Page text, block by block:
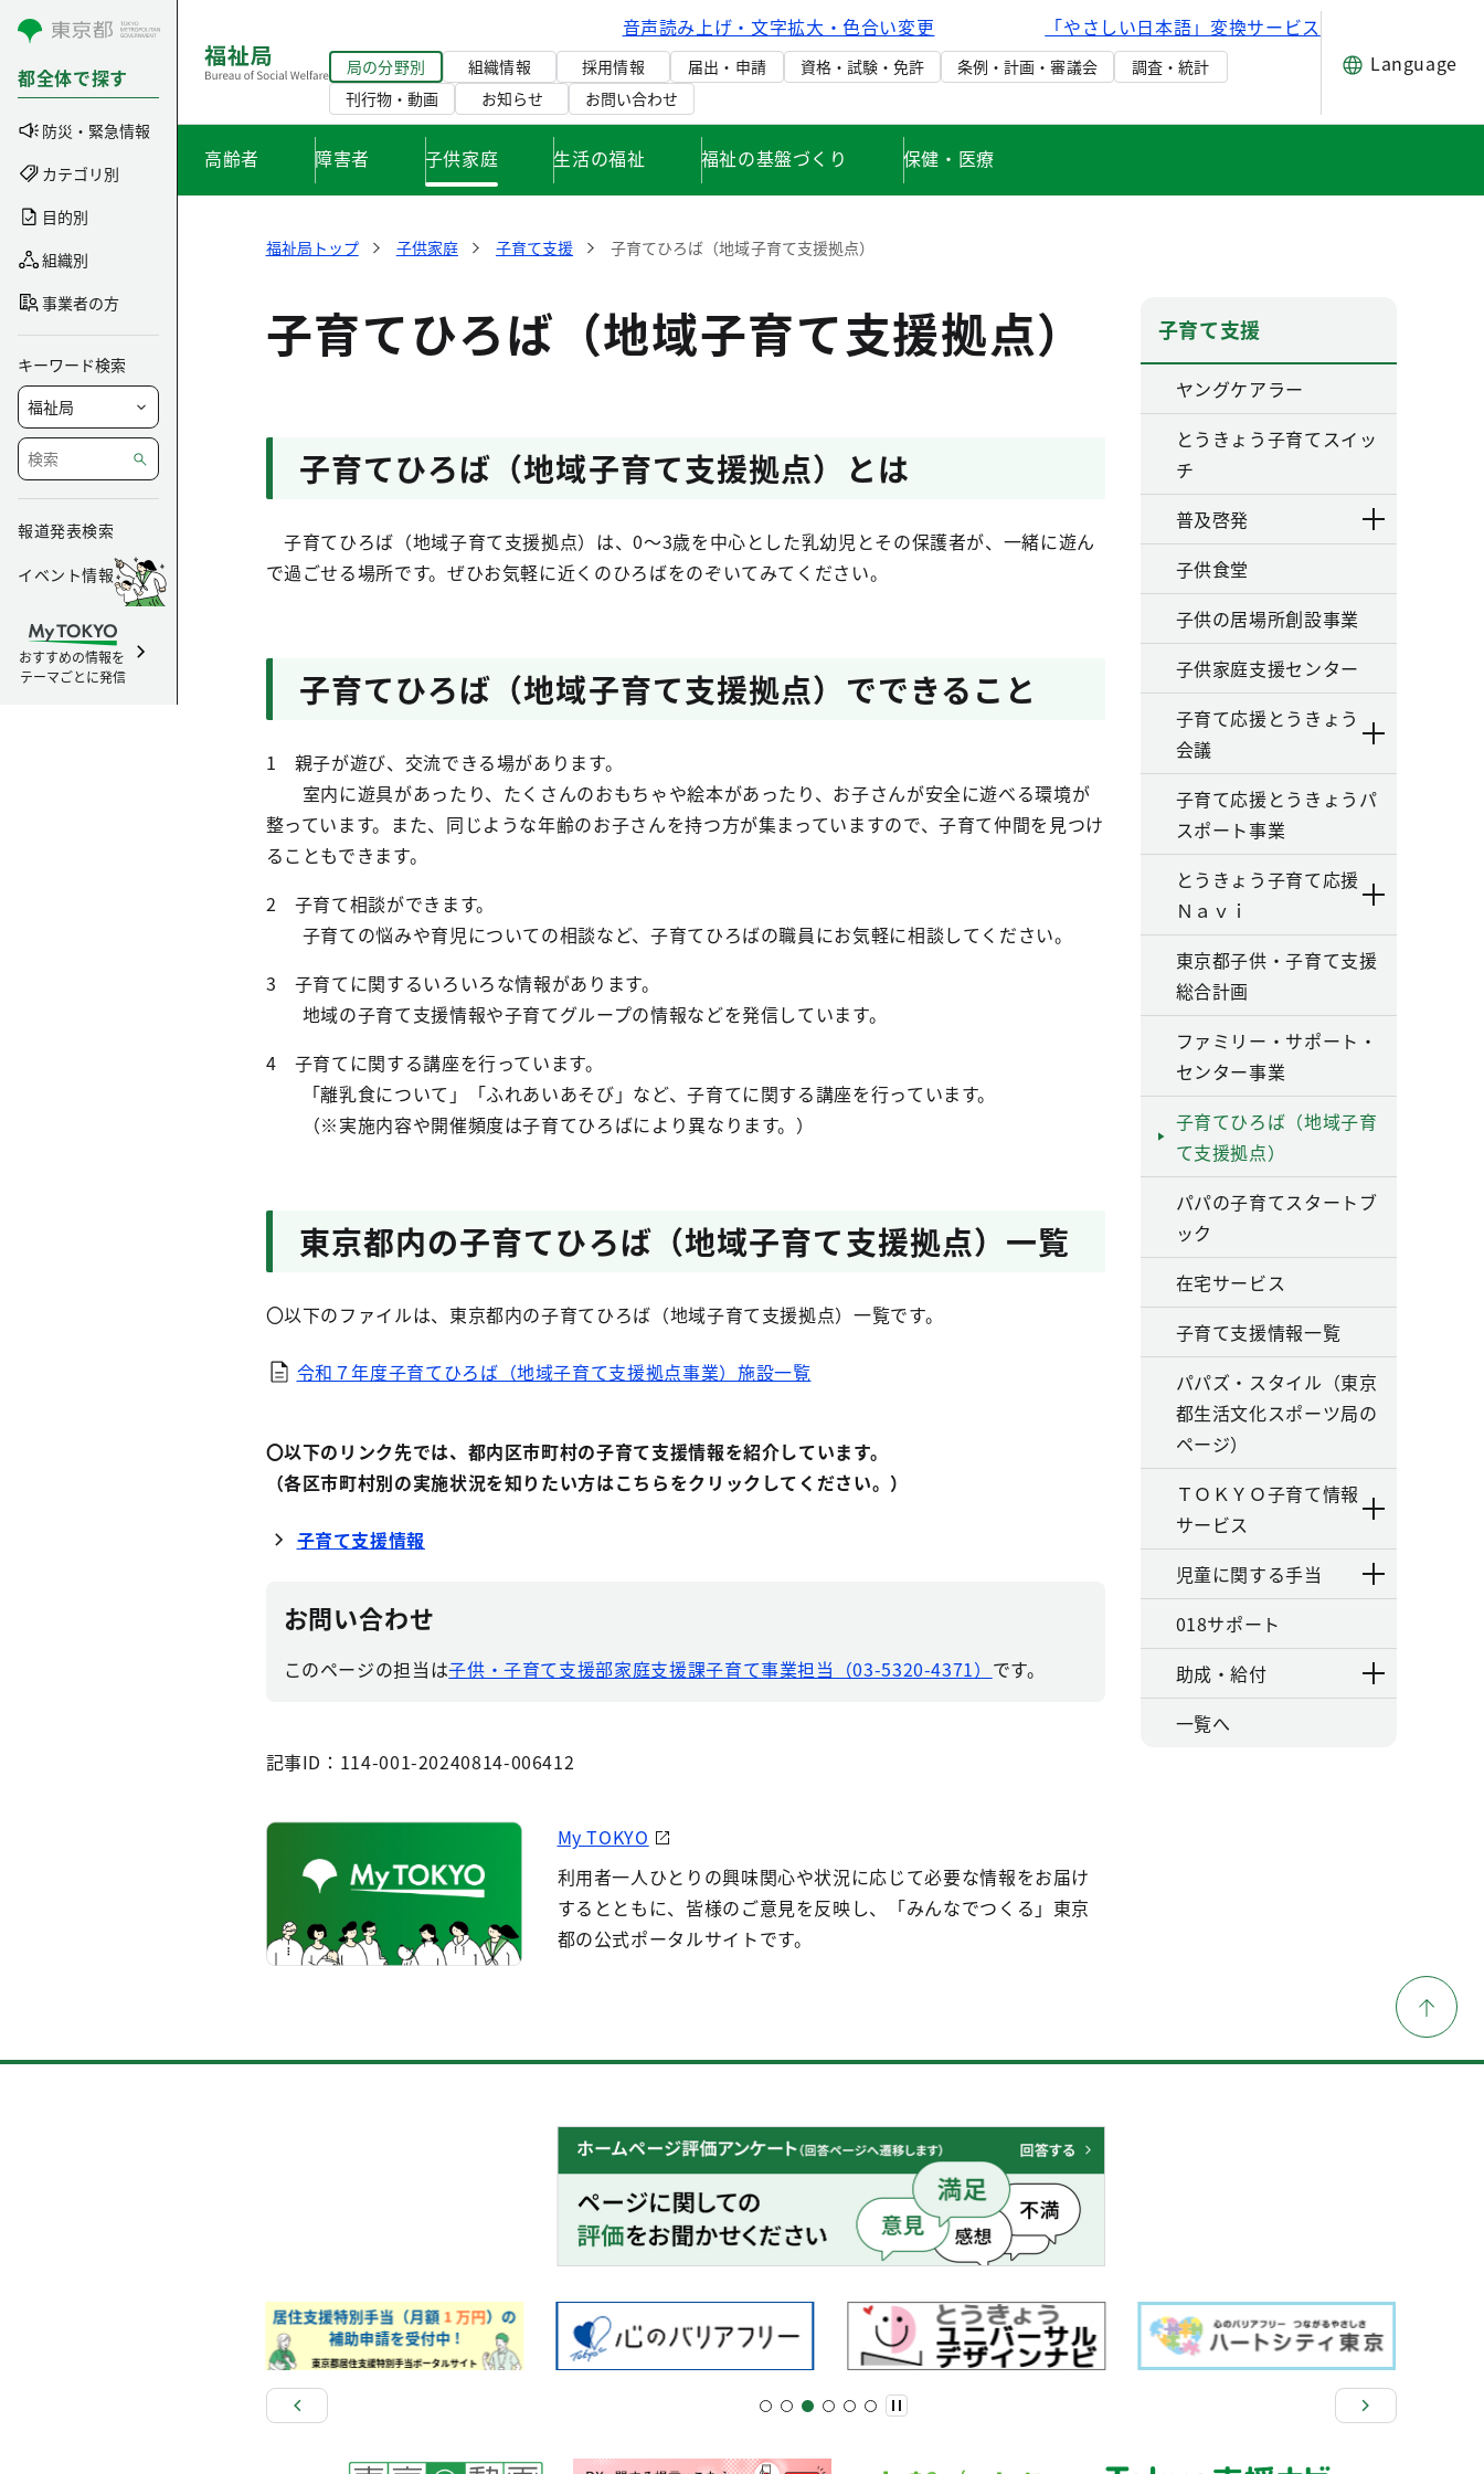
コンテンツにスキップ
都全体で探す
防災・緊急情報
カテゴリ別
目的別
組織別
事業者の方
キーワード検索
報道発表検索
イベント情報
おすすめの情報を
テーマごとに発信
音声読み上げ・文字拡大・色合い変更 「やさしい日本語」変換サービス
局の分野別 組織情報 採用情報 届出・申請 資格・試験・免許 条例・計画・審議会
調査・統計
刊行物・動画
お知らせ お問い合わせ
Language
高齢者 障害者 子供家庭 生活の福祉 福祉の基盤づくり 保健・医療
福祉局トップ 子供家庭 子育て支援 子育てひろば（地域子育て支援拠点）
子育てひろば（地域子育て支援拠点）
子育てひろば（地域子育て支援拠点）とは
子育てひろば（地域子育て支援拠点）は、0～3歳を中心とした乳幼児とその保護者が、一緒に遊ん
で過ごせる場所です。ぜひお気軽に近くのひろばをのぞいてみてください。
子育てひろば（地域子育て支援拠点）でできること
1 親子が遊び、交流できる場があります。
室内に遊具があったり、たくさんのおもちゃや絵本があったり、お子さんが安全に遊べる環境が
整っています。また、同じような年齢のお子さんを持つ方が集まっていますので、子育て仲間を見つけ
ることもできます。
2 子育て相談ができます。
子育ての悩みや育児についての相談など、子育てひろばの職員にお気軽に相談してください。
3 子育てに関するいろいろな情報があります。
地域の子育て支援情報や子育てグループの情報などを発信しています。
4 子育てに関する講座を行っています。
「離乳食について」「ふれあいあそび」など、子育てに関する講座を行っています。
（※実施内容や開催頻度は子育てひろばにより異なります。）
東京都内の子育てひろば（地域子育て支援拠点）一覧
〇以下のファイルは、東京都内の子育てひろば（地域子育て支援拠点）一覧です。
令和７年度子育てひろば（地域子育て支援拠点事業）施設一覧
〇以下のリンク先では、都内区市町村の子育て支援情報を紹介しています。
（各区市町村別の実施状況を知りたい方はこちらをクリックしてください。）
子育て支援情報
お問い合わせ
このページの担当は子供・子育て支援部家庭支援課子育て事業担当（03-5320-4371） です。
記事ID：114-001-20240814-006412
My TOKYO
利用者一人ひとりの興味関心や状況に応じて必要な情報をお届け
するとともに、皆様のご意見を反映し、「みんなでつくる」東京
都の公式ポータルサイトです。
子育て支援
ヤングケアラー
とうきょう子育てスイッ
チ
普及啓発
子供食堂
子供の居場所創設事業
子供家庭支援センター
子育て応援とうきょう
会議
子育て応援とうきょうパ
スポート事業
とうきょう子育て応援
Ｎａｖｉ
東京都子供・子育て支援
総合計画
ファミリー・サポート・
センター事業
子育てひろば（地域子育
て支援拠点）
パパの子育てスタートブ
ック
在宅サービス
子育て支援情報一覧
パパズ・スタイル（東京
都生活文化スポーツ局の
ページ）
ＴＯＫＹＯ子育て情報
サービス
児童に関する手当
018サポート
助成・給付
一覧へ